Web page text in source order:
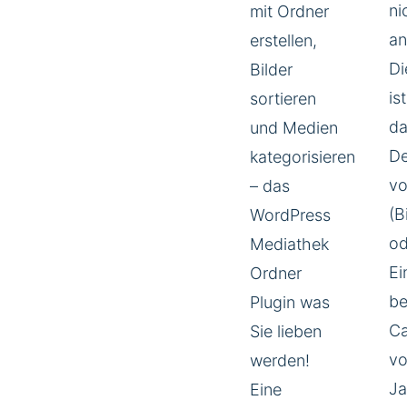
mit Ordner
erstellen,
Bilder
sortieren
und Medien
kategorisieren
– das
WordPress
Mediathek
Ordner
Plugin was
Sie lieben
werden!
Eine